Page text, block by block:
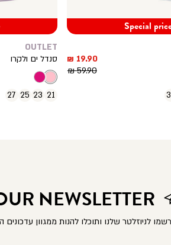
Special
מחיר
מוצר
19.90 ₪
מחיר
59.90 ₪
OUTLET
סנדל ים ולקרו
21
23
25
27
NEWSLETTER
לניוזלטר שלנו ותוכלו להנות ממגוון